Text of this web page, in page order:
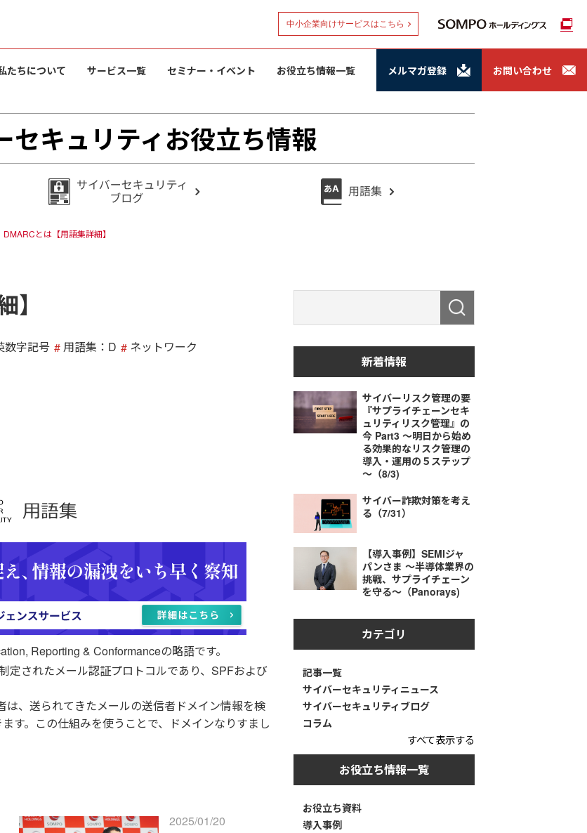
中小企業向けサービスはこちら
たちについて サービス一覧 セミナー・イベント お役立ち情報一覧 メルマガ登録 お問い合わせ
セキュリティお役立ち情報
DMARCとは【用語集詳細】
数字記号 用語集：D
ネットワーク
Reporting & Conformanceの略語です。
定されたメール認証プロトコルであり、SPFおよび
、送られてきたメールの送信者ドメイン情報を検
す。この仕組みを使うことで、ドメインなりすまし
2025/01/20
新着情報
サイバーリスク管理の要
『サプライチェーンセキ
ュリティリスク管理』の
今 Part3 ～明日から始め
る効果的なリスク管理の
導入・運用の５ステップ
～（8/3)
サイバー詐欺対策を考え
る（7/31）
【導入事例】SEMIジャ
パンさま ～半導体業界の
挑戦、サプライチェーン
を守る～（Panorays)
カテゴリ
記事一覧
サイバーセキュリティニュース
サイバーセキュリティブログ
コラム
すべて表示する
お役立ち情報一覧
お役立ち資料
導入事例